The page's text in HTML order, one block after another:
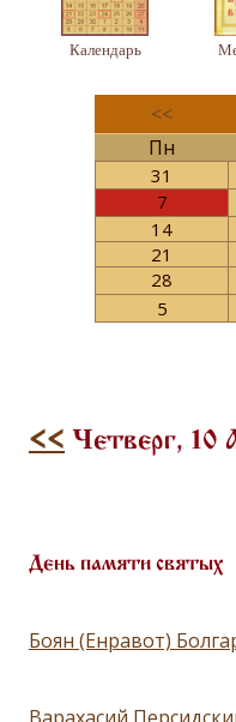
Календарь
<<
Пн
31
7
14
21
28
5
<< Четверг, 10
День памяти святых
Боян (Енравот)